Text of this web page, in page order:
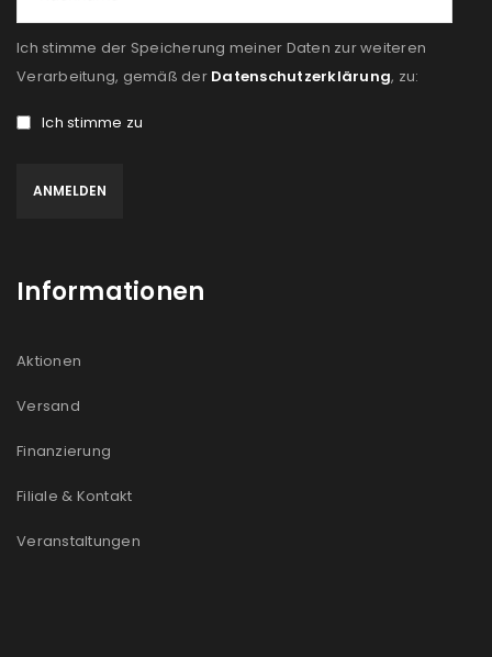
Please select all the ways you would like to hear from
us
Ich stimme der Speicherung meiner Daten zur weiteren
Verarbeitung, gemäß der Datenschutzerklärung, zu:
Ich stimme zu
Informationen
Aktionen
Versand
Finanzierung
Filiale & Kontakt
Veranstaltungen